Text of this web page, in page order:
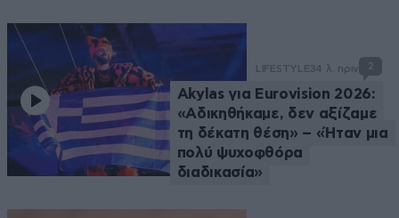
LIFESTYLE34 λ. πριν 2
Akylas για Eurovision 2026:
«Aδικηθήκαμε, δεν αξίζαμε
τη δέκατη θέση» – «Ήταν μια
πολύ ψυχοφθόρα
διαδικασία»